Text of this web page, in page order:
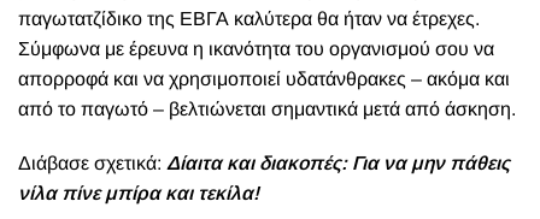
παγωτατζίδικο της ΕΒΓΑ καλύτερα θα ήταν να έτρεχες.
Σύμφωνα με έρευνα η ικανότητα του οργανισμού σου να
απορροφά και να χρησιμοποιεί υδατάνθρακες – ακόμα και
από το παγωτό – βελτιώνεται σημαντικά μετά από άσκηση.
Διάβασε σχετικά: Δίαιτα και διακοπές: Για να μην πάθεις
νίλα πίνε μπίρα και τεκίλα!